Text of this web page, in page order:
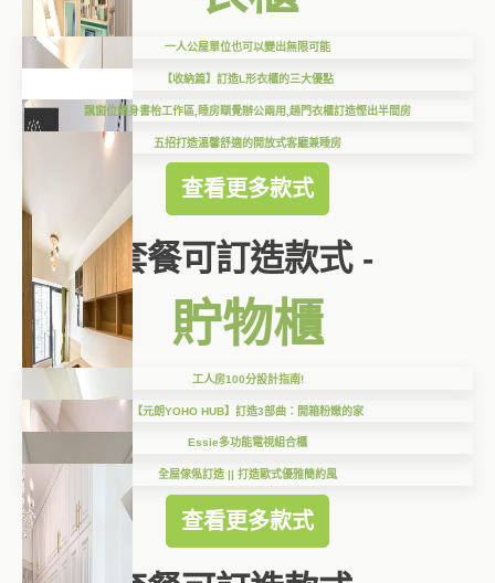
一人公屋單位也可以變出無限可能
【收納篇】訂造L形衣櫃的三大優點
飄窗位變身書枱工作區,睡房瞓覺辦公兩用,趟門衣櫃訂造慳出半間房
五招打造溫馨舒適的開放式客廳兼睡房
查看更多款式
套餐可訂造款式 -
貯物櫃
工人房100分設計指南!
【元朗YOHO HUB】訂造3部曲：開箱粉嫩的家
Essie多功能電視組合櫃
全屋傢俬訂造 || 打造歐式優雅簡約風
查看更多款式